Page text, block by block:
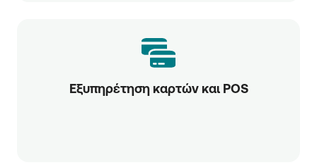
Εξυπηρέτηση καρτών και POS